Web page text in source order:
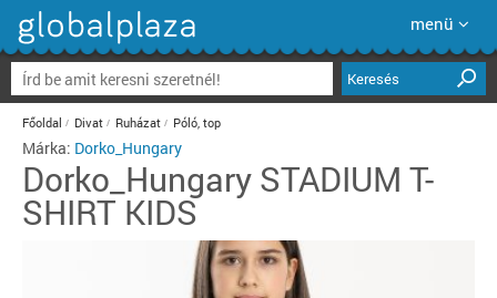
menü
Keresés
Főoldal Divat Ruházat Póló, top
Márka: Dorko_Hungary
Dorko_Hungary STADIUM T-
SHIRT KIDS